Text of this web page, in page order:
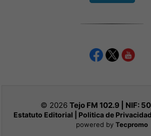
© 2026 Tejo FM 102.9 | NIF:
Estatuto Editorial Politica de
powered by Tecpromo